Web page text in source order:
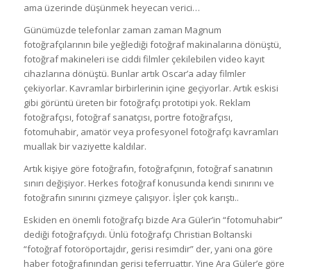
ama üzerinde düşünmek heyecan verici…
Günümüzde telefonlar zaman zaman Magnum
fotoğrafçılarının bile yeğlediği fotoğraf makinalarına dönüştü,
fotoğraf makineleri ise ciddi filmler çekilebilen video kayıt
cihazlarına dönüştü. Bunlar artık Oscar’a aday filmler
çekiyorlar. Kavramlar birbirlerinin içine geçiyorlar. Artık eskisi
gibi görüntü üreten bir fotoğrafçı prototipi yok. Reklam
fotoğrafçısı, fotoğraf sanatçısı, portre fotoğrafçısı,
fotomuhabir, amatör veya profesyonel fotoğrafçı kavramları
muallak bir vaziyette kaldılar.
Artık kişiye göre fotoğrafın, fotoğrafçının, fotoğraf sanatının
sınırı değişiyor. Herkes fotoğraf konusunda kendi sınırını ve
fotoğrafın sınırını çizmeye çalışıyor. İşler çok karıştı..
Eskiden en önemli fotoğrafçı bizde Ara Güler’in “fotomuhabir”
dediği fotoğrafçıydı. Ünlü fotoğrafçı Christian Boltanski
“fotoğraf fotoröportajdır, gerisi resimdir” der, yani ona göre
haber fotoğrafınından gerisi teferruattır. Yine Ara Güler’e göre